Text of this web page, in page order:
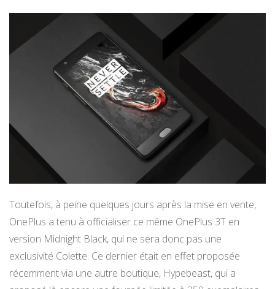
Toutefois, à peine quelques jours après la mise en vente,
OnePlus a tenu à officialiser ce même OnePlus 3T en
version Midnight Black, qui ne sera donc pas une
exclusivité Colette. Ce dernier était en effet proposée
récemment via une autre boutique, Hypebeast, qui a